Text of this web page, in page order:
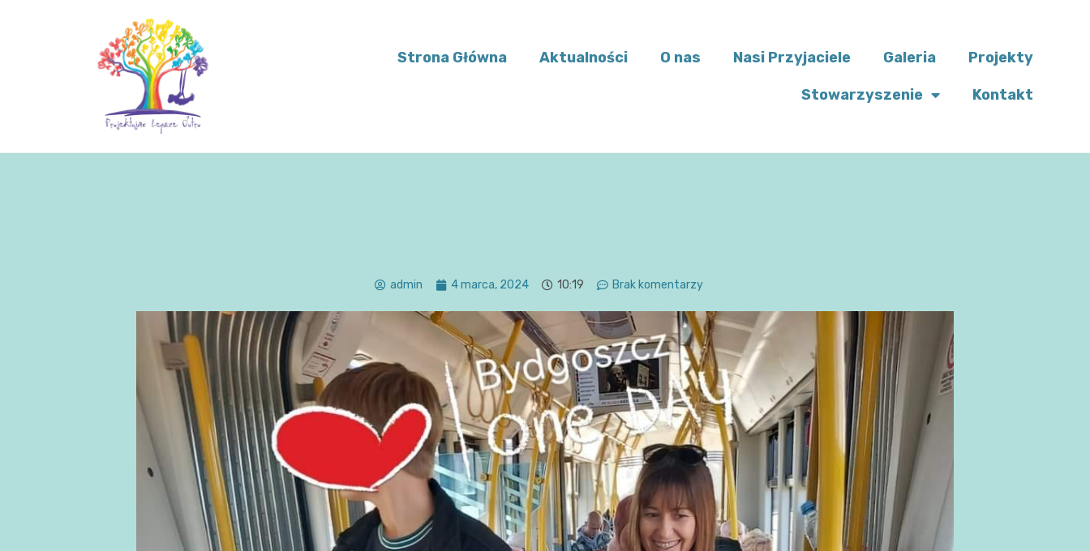
Strona Główna Aktualności O nas Nasi Przyjaciele Galeria Projekty
Stowarzyszenie Kontakt
admin 4 marca, 2024 10:19 Brak komentarzy